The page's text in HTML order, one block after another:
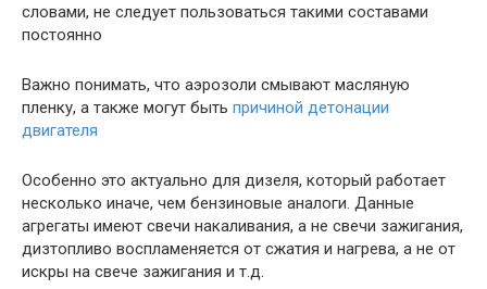
словами, не следует пользоваться такими составами
постоянно
Важно понимать, что аэрозоли смывают масляную
пленку, а также могут быть причиной детонации
двигателя
Особенно это актуально для дизеля, который работает
несколько иначе, чем бензиновые аналоги. Данные
агрегаты имеют свечи накаливания, а не свечи зажигания,
дизтопливо воспламеняется от сжатия и нагрева, а не от
искры на свече зажигания и т.д.